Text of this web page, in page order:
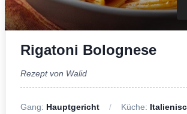
Rigatoni Bolognese
Rezept von Walid
Gang: Hauptgericht Küche: